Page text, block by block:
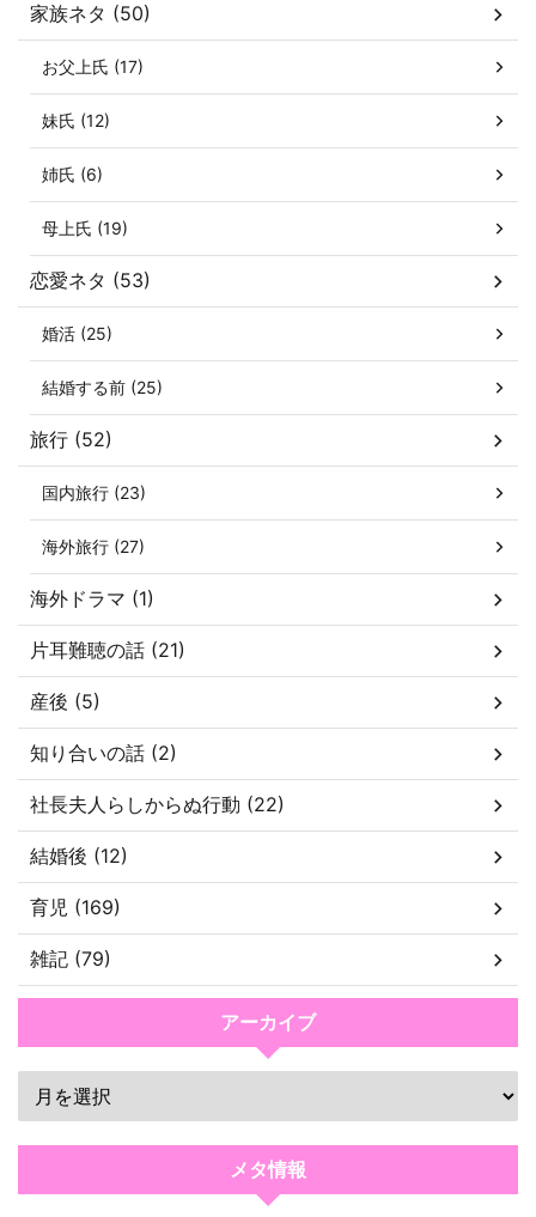
家族ネタ (50)
お父上氏 (17)
妹氏 (12)
姉氏 (6)
母上氏 (19)
恋愛ネタ (53)
婚活 (25)
結婚する前 (25)
旅行 (52)
国内旅行 (23)
海外旅行 (27)
海外ドラマ (1)
片耳難聴の話 (21)
産後 (5)
知り合いの話 (2)
社長夫人らしからぬ行動 (22)
結婚後 (12)
育児 (169)
雑記 (79)
アーカイブ
メタ情報